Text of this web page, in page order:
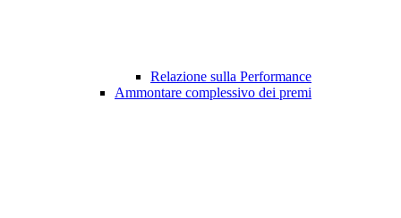
Relazione sulla Performance
Ammontare complessivo dei premi